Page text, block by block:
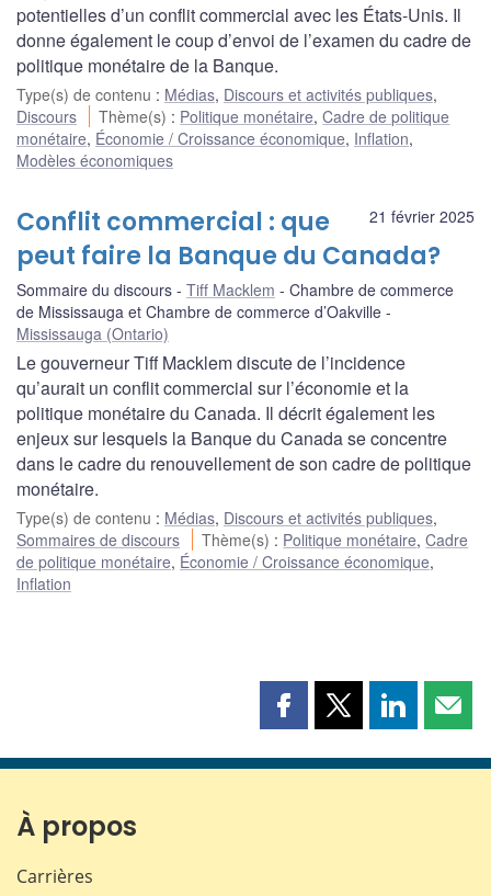
potentielles d’un conflit commercial avec les États-Unis. Il
donne également le coup d’envoi de l’examen du cadre de
politique monétaire de la Banque.
Type(s) de contenu : Médias, Discours et activités publiques,
Discours
Thème(s) : Politique monétaire,Cadre de politique
monétaire, Économie / Croissance économique, Inflation,
Modèles économiques
21 février 2025
Conflit commercial : que
peut faire la Banque du Canada?
Sommaire du discours Tiff Macklem
Chambre de commerce
de Mississauga et Chambre de commerce d’Oakville
Mississauga (Ontario)
Le gouverneur Tiff Macklem discute de l’incidence
qu’aurait un conflit commercial sur l’économie et la
politique monétaire du Canada. Il décrit également les
enjeux sur lesquels la Banque du Canada se concentre
dans le cadre du renouvellement de son cadre de politique
monétaire.
Type(s) de contenu : Médias, Discours et activités publiques,
Sommaires de discours
Thème(s) : Politique monétaire,Cadre
de politique monétaire, Économie / Croissance économique,
Inflation
Partager
page
Partager
page
Partager
page page
À propos
Carrières